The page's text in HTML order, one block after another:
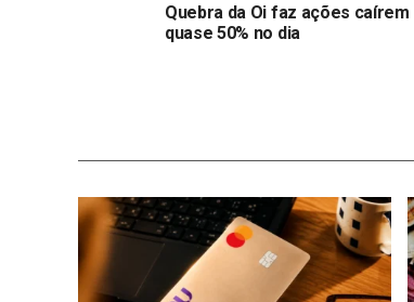
Quebra da Oi faz ações caírem
quase 50% no dia